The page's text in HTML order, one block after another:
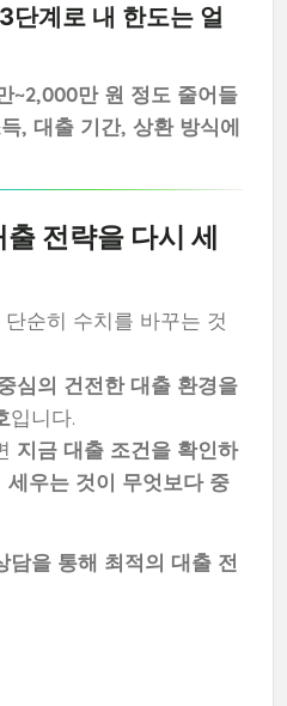
단계로 내 한도는 얼
~2,000만 원 정도 줄어들
, 대출 기간, 상환 방식에
전략을 다시 세
순히 수치를 바꾸는 것
심의 건전한 대출 환경을
입니다.
지금 대출 조건을 확인하
우는 것이 무엇보다 중
담을 통해 최적의 대출 전